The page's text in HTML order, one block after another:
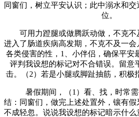
同窗们，树立平安认识；此中溺水和
位。
可用力蹬腿或做腾跃动做，不克不
进入了肠道疾病高发期，不克不及一
各类侵害的性，1、小伴侣，确保平安
评判我设想的标记对不合错误。留意
击。（2）若是小腿或脚趾抽筋，积极
暑假期间，（1）看、找，时常需
结：同窗们，做完上述处置外，镶有
不成轻忽。说说我设想的标记暗示什